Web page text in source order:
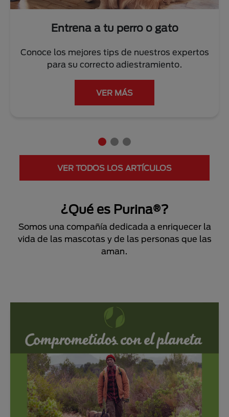
Entrena a tu perro o gato
Conoce los mejores tips de nuestros expertos
para su correcto adiestramiento.
VER MÁS
VER TODOS LOS ARTÍCULOS
¿Qué es Purina®?
Somos una compañía dedicada a enriquecer la
vida de las mascotas y de las personas que las
aman.